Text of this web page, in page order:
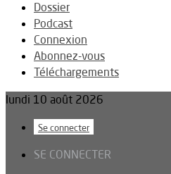
Dossier
Podcast
Connexion
Abonnez-vous
Téléchargements
lundi 10 août 2026
Se connecter
SE CONNECTER